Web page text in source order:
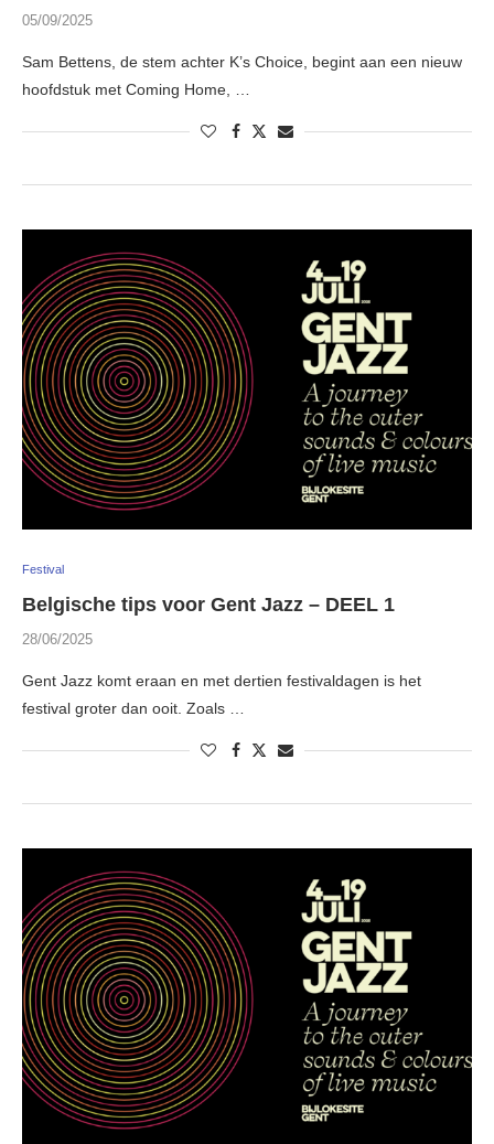
05/09/2025
Sam Bettens, de stem achter K’s Choice, begint aan een nieuw
hoofdstuk met Coming Home, …
Festival
Belgische tips voor Gent Jazz – DEEL 1
28/06/2025
Gent Jazz komt eraan en met dertien festivaldagen is het
festival groter dan ooit. Zoals …